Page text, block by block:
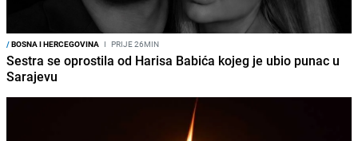
/BOSNA I HERCEGOVINA I PRIJE 26MIN
Sestra se oprostila od Harisa Babića kojeg je ubio punac u
Sarajevu